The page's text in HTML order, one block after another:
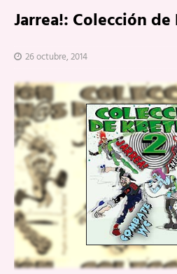
Jarrea!: Colección
26 octubre, 2014